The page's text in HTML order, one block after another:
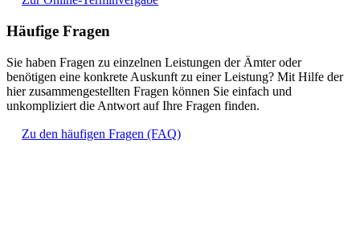
Häufige Fragen
Sie haben Fragen zu einzelnen Leistungen der Ämter oder
benötigen eine konkrete Auskunft zu einer Leistung? Mit Hilfe der
hier zusammengestellten Fragen können Sie einfach und
unkompliziert die Antwort auf Ihre Fragen finden.
Zu den häufigen Fragen (FAQ)